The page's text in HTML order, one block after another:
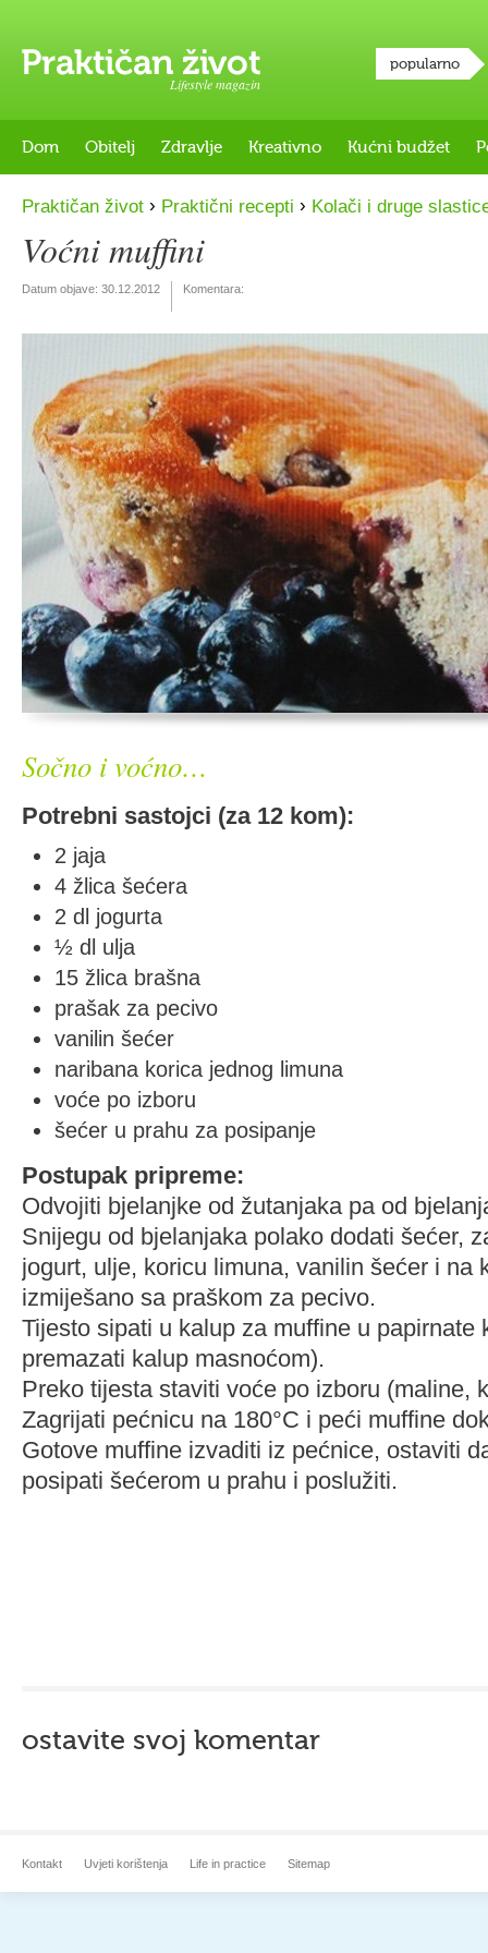
Lifestyle magazin
popularno
Dom Obitelj Zdravlje Kreativno Kućni budžet
Praktičan život › Praktični recepti › Kolači i druge
Voćni muffini
Datum objave: 30.12.2012 Komentara:
Sočno i voćno…
Potrebni sastojci (za 12 kom):
2 jaja
4 žlica šećera
2 dl jogurta
½ dl ulja
15 žlica brašna
prašak za pecivo
vanilin šećer
naribana korica jednog limuna
voće po izboru
šećer u prahu za posipanje
Postupak pripreme:
Odvojiti bjelanjke od žutanjaka pa od
Snijegu od bjelanjaka polako dodati šećer,
jogurt, ulje, koricu limuna, vanilin šećer i na
izmiješano sa praškom za pecivo.
Tijesto sipati u kalup za muffine u papirnate
premazati kalup masnoćom).
Preko tijesta staviti voće po izboru (maline,
Zagrijati pećnicu na 180°C i peći muffine
Gotove muffine izvaditi iz pećnice, ostaviti
posipati šećerom u prahu i poslužiti.
ostavite svoj komentar
Kontakt Uvjeti korištenja Life in practice Sitemap